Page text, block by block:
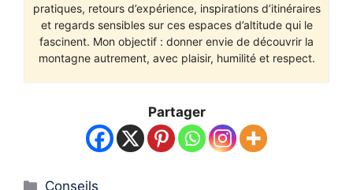
pratiques, retours d’expérience, inspirations d’itinéraires
et regards sensibles sur ces espaces d’altitude qui le
fascinent. Mon objectif : donner envie de découvrir la
montagne autrement, avec plaisir, humilité et respect.
Partager
Catégories
Conseils